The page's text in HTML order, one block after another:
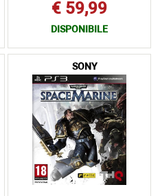
€ 59,99
DISPONIBILE
SONY